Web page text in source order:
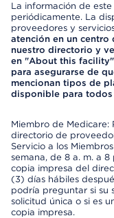
La información de
periódicamente. La
proveedores y
atención en un centro
nuestro directorio y
en "About this
para asegurarse de
mencionan tipos de
disponible para
Miembro de Medicare:
directorio de
Servicio a los
semana, de 8 a. m. a
copia impresa del
(3) días hábiles
podría preguntar si su
solicitud única o si es
copia impresa.